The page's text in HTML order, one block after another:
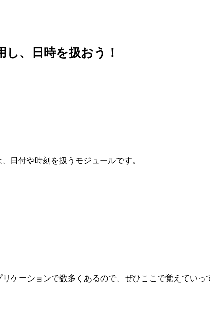
し、日時を扱おう！
、日付や時刻を扱うモジュールです。
ケーションで数多くあるので、ぜひここで覚えていっ